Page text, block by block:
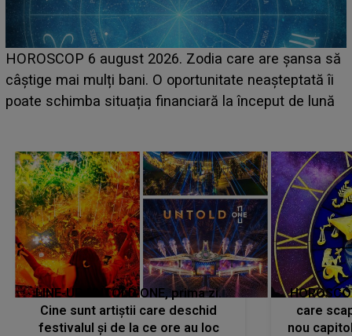
LINE-UP UNTOLD ONE, ziua 2. La ce oră urcă pe
scena principală a festivalului Zara Larsson? Artista
suedeză a ajuns deja în România și s-a filmat din
LINE-UP UNTOLD ONE, prima zi.
Cine sunt artiștii care deschid
festivalul și de la ce ore au loc
care
nou